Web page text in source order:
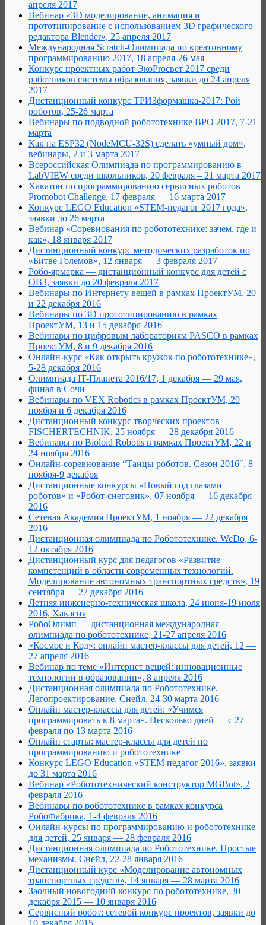
апреля 2017
Вебинар «3D моделирование, анимация и
прототипирование с использованием 3D графического
редактора Blender», 25 апреля 2017
Международная Scratch-Олимпиада по креативному
программированию 2017, 18 апреля-26 мая
Конкурс проектных работ ЭкоProсвет 2017 среди
работников системы образования, заявки до 24 апреля
2017
Дистанционный конкурс ТРИЗформашка-2017: Рой
роботов, 25-26 марта
Вебинары по подводной робототехнике ВРО 2017, 7-21
марта
Как на ESP32 (NodeMCU-32S) сделать «умный дом»,
вебинары, 2 и 3 марта 2017
Всероссийская Олимпиада по программированию в
LabVIEW среди школьников, 20 февраля – 21 марта 2017
Хакатон по программированию сервисных роботов
Promobot Challenge, 17 февраля — 16 марта 2017
Конкурс LEGO Education «STEM-педагог 2017 года»,
заявки до 26 марта
Вебинар «Соревнования по робототехнике: зачем, где и
как», 18 января 2017
Дистанционный конкурс методических разработок по
«Битве Големов», 12 января — 3 февраля 2017
Робо-ярмарка — дистанционный конкурс для детей с
ОВЗ, заявки до 20 февраля 2017
Вебинары по Интернету вещей в рамках ПроектУМ, 20
и 22 декабря 2016
Вебинары по 3D прототипированию в рамках
ПроектУМ, 13 и 15 декабря 2016
Вебинары по цифровым лабораториям PASCO в рамках
ПроектУМ, 8 и 9 декабря 2016
Онлайн-курс «Как открыть кружок по робототехнике»,
5-28 декабря 2016
Олимпиада IT-Планета 2016/17, 1 декабря — 29 мая,
финал в Сочи
Вебинары по VEX Robotics в рамках ПроектУМ, 29
ноября и 6 декабря 2016
Дистанционный конкурс творческих проектов
FISCHERTECHNIK, 25 ноября — 28 декабря 2016
Вебинары по Bioloid Robotis в рамках ПроектУМ, 22 и
24 ноября 2016
Онлайн-соревнование “Танцы роботов. Сезон 2016″, 8
ноября-9 декабря
Дистанционные конкурсы «Новый год глазами
роботов» и «Робот-снеговик», 07 ноября — 16 декабря
2016
Сетевая Академия ПроектУМ, 1 ноября — 22 декабря
2016
Дистанционная олимпиада по Робототехнике. WeDo, 6-
12 октября 2016
Дистанционный курс для педагогов «Развитие
компетенций в области современных технологий.
Моделирование автономных транспортных средств», 19
сентября — 27 декабря 2016
Летняя инженерно-техническая школа, 24 июня-19 июля
2016, Хакасия
РобоОлимп — дистанционная международная
олимпиада по робототехнике, 21-27 апреля 2016
«Космос и Код»: онлайн мастер-классы для детей, 12 —
27 апреля 2016
Вебинар по теме «Интернет вещей: инновационные
технологии в образовании», 8 апреля 2016
Дистанционная олимпиада по Робототехнике.
Легопроектирование. Снейл, 24-30 марта 2016
Онлайн мастер-классы для детей: «Учимся
программировать к 8 марта». Несколько дней — с 27
февраля по 13 марта 2016
Онлайн старты: мастер-классы для детей по
программированию и робототехнике
Конкурс LEGO Education «STEM педагог 2016», заявки
до 31 марта 2016
Вебинар «Робототехнический конструктор MGBot», 2
февраля 2016
Вебинары по робототехнике в рамках конкурса
РобоФабрика, 1-4 февраля 2016
Онлайн-курсы по программированию и робототехнике
для детей, 25 января — 28 февраля 2016
Дистанционная олимпиада по Робототехнике. Простые
механизмы. Снейл, 22-28 января 2016
Дистанционный курс «Моделирование автономных
транспортных средств», 14 января — 28 марта 2016
Заочный новогодний конкурс по робототехнике, 30
декабря 2015 — 10 января 2016
Сервисный робот: сетевой конкурс проектов, заявки до